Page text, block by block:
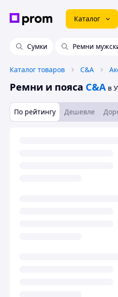
Каталог
Сумки Ремни
Каталог товаров C&A
Ремни и пояса C&A в
По рейтингу Дешевле